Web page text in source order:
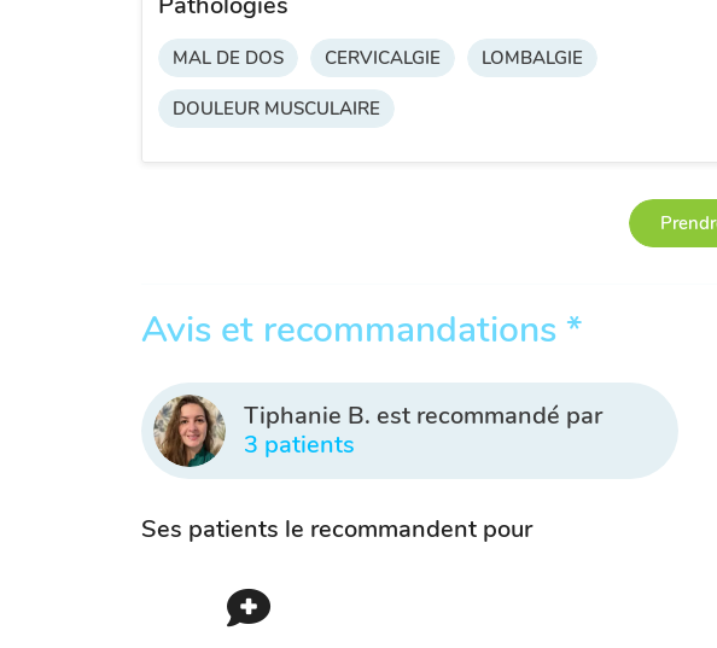
MAL DE DOS CERVICALGIE LOMBALGIE
DOULEUR MUSCULAIRE
Avis et recommandations *
Tiphanie B. est recommandé par
3 patients
Ses patients le recommandent pour